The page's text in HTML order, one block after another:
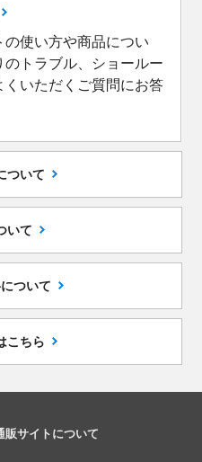
の使い方や商品につい
のトラブル、ショールー
くいただくご質問にお答
ついて
いて
ついて
こちら
販サイトについて